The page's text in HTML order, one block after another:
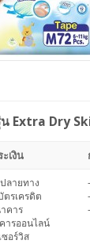
Extra Dry
เงิน
ลายทาง
รเครดิต
คาร
ารออนไลน์
ซอร์วิส